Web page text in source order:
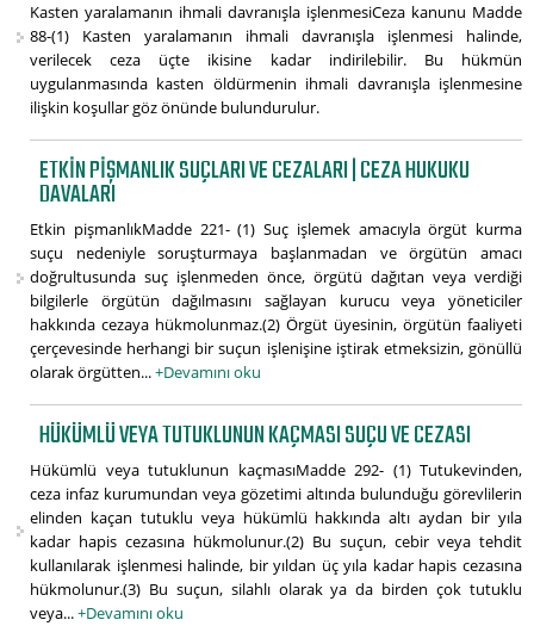
Kasten yaralamanın ihmali davranışla işlenmesiCeza kanunu Madde
88-(1) Kasten yaralamanın ihmali davranışla işlenmesi halinde,
verilecek ceza üçte ikisine kadar indirilebilir. Bu hükmün
uygulanmasında kasten öldürmenin ihmali davranışla işlenmesine
ilişkin koşullar göz önünde bulundurulur.
ETKIN PIŞMANLIK SUÇLARI VE CEZALARI | CEZA HUKUKU
DAVALARI
Etkin pişmanlıkMadde 221- (1) Suç işlemek amacıyla örgüt kurma
suçu nedeniyle soruşturmaya başlanmadan ve örgütün amacı
doğrultusunda suç işlenmeden önce, örgütü dağıtan veya verdiği
bilgilerle örgütün dağılmasını sağlayan kurucu veya yöneticiler
hakkında cezaya hükmolunmaz.(2) Örgüt üyesinin, örgütün faaliyeti
çerçevesinde herhangi bir suçun işlenişine iştirak etmeksizin, gönüllü
olarak örgütten...+Devamını oku
HÜKÜMLÜ VEYA TUTUKLUNUN KAÇMASI SUÇU VE CEZASI
Hükümlü veya tutuklunun kaçmasıMadde 292- (1) Tutukevinden,
ceza infaz kurumundan veya gözetimi altında bulunduğu görevlilerin
elinden kaçan tutuklu veya hükümlü hakkında altı aydan bir yıla
kadar hapis cezasına hükmolunur.(2) Bu suçun, cebir veya tehdit
kullanılarak işlenmesi halinde, bir yıldan üç yıla kadar hapis cezasına
hükmolunur.(3) Bu suçun, silahlı olarak ya da birden çok tutuklu
veya...+Devamını oku